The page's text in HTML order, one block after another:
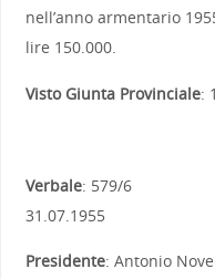
nell’anno armentario
lire 150.000.
Visto Giunta Provinciale:
Verbale:
31.07.1955
Presidente: